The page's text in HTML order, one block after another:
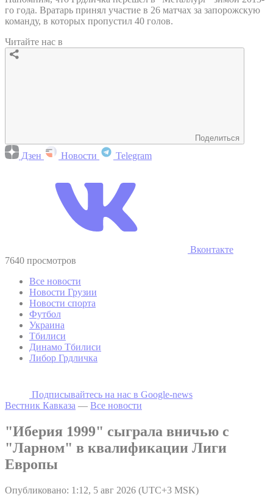
го года. Вратарь принял участие в 26 матчах за запорожскую
команду, в которых пропустил 40 голов.
Читайте нас в
Поделиться
Дзен Новости Telegram
Вконтакте
7640 просмотров
Все новости
Новости Грузии
Новости спорта
Футбол
Украина
Тбилиси
Динамо Тбилиси
Либор Грдличка
Подписывайтесь на наc в Google-news
Вестник Кавказа — Все новости
"Иберия 1999" сыграла вничью с
"Ларном" в квалификации Лиги
Европы
Опубликовано: 1:12, 5 авг 2026 (UTC+3 MSK)